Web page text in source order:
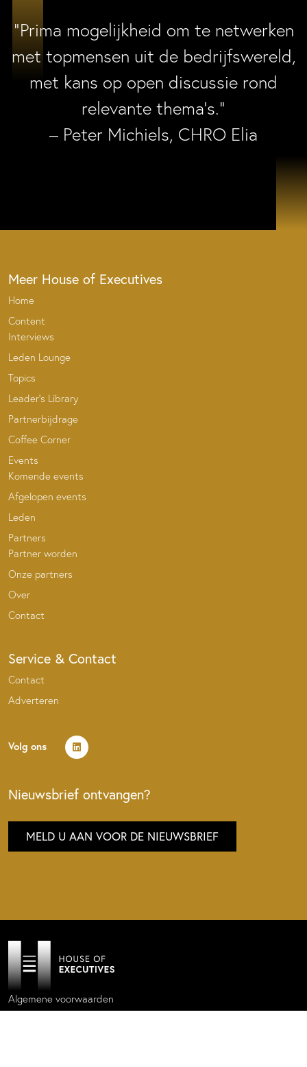
“Prima mogelijkheid om te netwerken
met topmensen uit de bedrijfswereld,
met kans op open discussie rond
relevante thema’s.”
– Peter Michiels, CHRO Elia
Meer House of Executives
Home
Content
Interviews
Leden Lounge
Topics
Leader’s Library
Partnerbijdrage
Coffee Corner
Events
Komende events
Afgelopen events
Leden
Partners
Partner worden
Onze partners
Over
Contact
Service & Contact
Contact
Adverteren
Volg ons
Nieuwsbrief ontvangen?
MELD U AAN VOOR DE NIEUWSBRIEF
Algemene voorwaarden
Privacy policy